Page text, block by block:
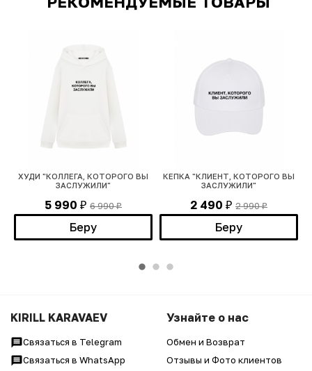
ХУДИ "КОЛЛЕГА, КОТОРОГО ВЫ
ЗАСЛУЖИЛИ"
5 990 ₽ 6 990₽
Беру
КЕПКА "КЛИЕНТ, КОТОРОГО ВЫ
ЗАСЛУЖИЛИ"
2 490 ₽ 2 990₽
Беру
KIRILL KARAVAEV
Связаться в Telegram
Связаться в WhatsApp
Узнайте о нас
Обмен и Возврат
Отзывы и Фото клиентов